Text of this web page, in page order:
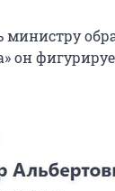
министру
он